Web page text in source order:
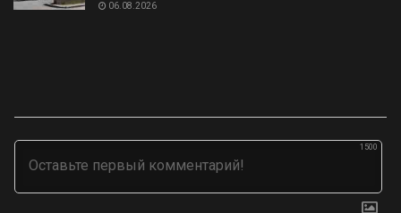
06.08.2026
1500